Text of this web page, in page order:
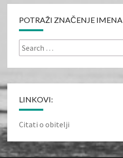
POTRAŽI ZNAČENJE IMENA
Search
for:
LINKOVI:
Citati o obitelji